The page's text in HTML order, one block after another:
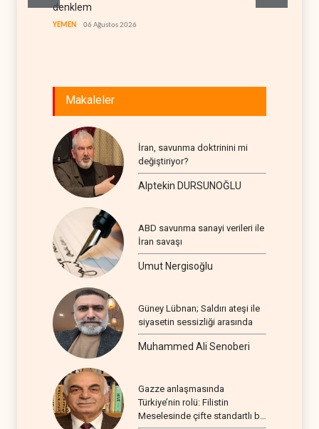
denklem
YEMEN 06 Ağustos 2026
Makaleler
İran, savunma doktrinini mi
değiştiriyor?
Alptekin DURSUNOĞLU
ABD savunma sanayi verileri ile
İran savaşı
Umut Nergisoğlu
Güney Lübnan; Saldırı ateşi ile
siyasetin sessizliği arasında
Muhammed Ali Senoberi
Gazze anlaşmasında
Türkiye’nin rolü: Filistin
Meselesinde çifte standartlı bir